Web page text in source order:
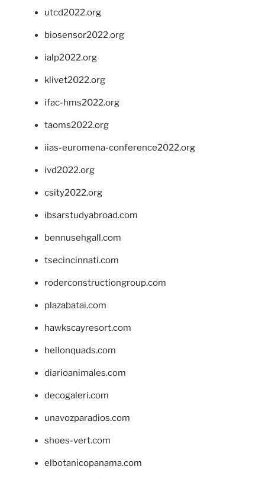
utcd2022.org
biosensor2022.org
ialp2022.org
klivet2022.org
ifac-hms2022.org
taoms2022.org
iias-euromena-conference2022.org
ivd2022.org
csity2022.org
ibsarstudyabroad.com
bennusehgall.com
tsecincinnati.com
roderconstructiongroup.com
plazabatai.com
hawkscayresort.com
hellonquads.com
diarioanimales.com
decogaleri.com
unavozparadios.com
shoes-vert.com
elbotanicopanama.com